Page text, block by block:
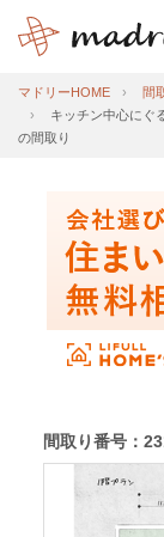
マドリーHOME
間
キッチン中心にぐ
の間取り
間取り番号：